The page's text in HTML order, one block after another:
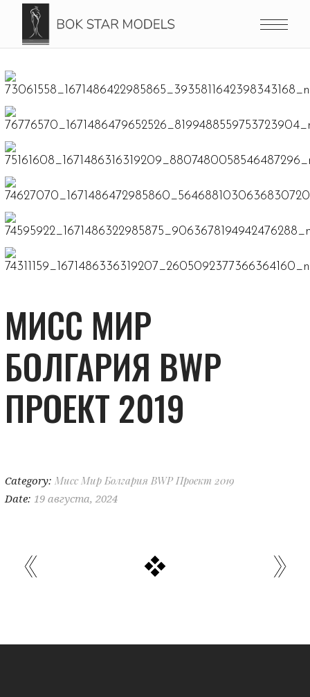
МИСС МИР
БОЛГАРИЯ BWP
ПРОЕКТ 2019
Category: Мисс Мир Болгария BWP Проект 2019
Date: 19 августа, 2024